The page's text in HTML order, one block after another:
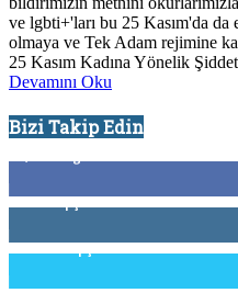
ve lgbti+'ları bu 25 Kasım'da da
olmaya ve Tek Adam rejimine
25 Kasım Kadına Yönelik
Devamını Oku
Bizi Takip Edin